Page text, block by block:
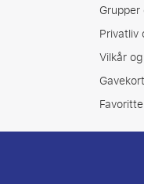
Privatliv
Vilkår
Gavekort